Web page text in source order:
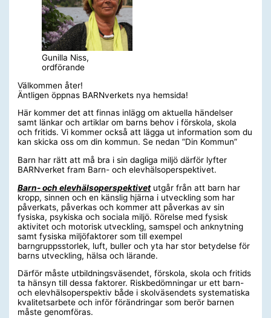
Gunilla Niss,
ordförande
Välkommen åter!
Äntligen öppnas BARNverkets nya hemsida!
Här kommer det att finnas inlägg om aktuella händelser
samt länkar och artiklar om barns behov i förskola, skola
och fritids. Vi kommer också att lägga ut information som du
kan skicka oss om din kommun. Se nedan ”Din Kommun”
Barn har rätt att må bra i sin dagliga miljö därför lyfter
BARNverket fram Barn- och elevhälsoperspektivet.
Barn- och elevhälsoperspektivetutgår från att barn har
kropp, sinnen och en känslig hjärna i utveckling som har
påverkats, påverkas och kommer att påverkas av sin
fysiska, psykiska och sociala miljö. Rörelse med fysisk
aktivitet och motorisk utveckling, samspel och anknytning
samt fysiska miljöfaktorer som till exempel
barngruppsstorlek, luft, buller och yta har stor betydelse för
barns utveckling, hälsa och lärande.
Därför måste utbildningsväsendet, förskola, skola och fritids
ta hänsyn till dessa faktorer. Riskbedömningar ur ett barn-
och elevhälsoperspektiv både i skolväsendets systematiska
kvalitetsarbete och inför förändringar som berör barnen
måste genomföras.